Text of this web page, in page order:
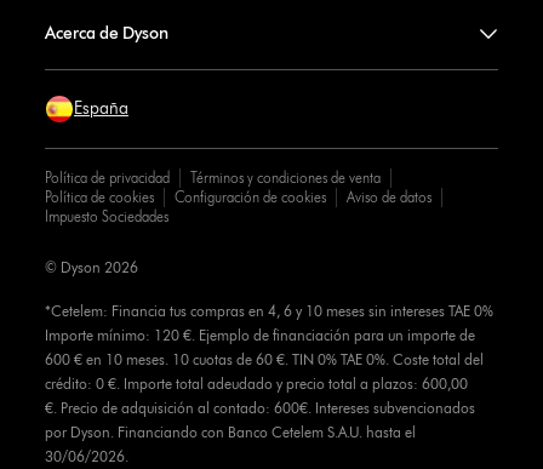
Acerca de Dyson
España
Política de privacidad
Términos y condiciones de venta
Política de cookies
Configuración de cookies
Aviso de datos
Impuesto Sociedades
*Cetelem: Financia tus compras en 4, 6 y 10 meses sin intereses TAE 0%
Importe mínimo: 120 €. Ejemplo de financiación para un importe de
600 € en 10 meses. 10 cuotas de 60 €. TIN 0% TAE 0%. Coste total del
crédito: 0 €. Importe total adeudado y precio total a plazos: 600,00
€. Precio de adquisición al contado: 600€. Intereses subvencionados
por Dyson. Financiando con Banco Cetelem S.A.U. hasta el
30/06/2026.
© Dyson 2026